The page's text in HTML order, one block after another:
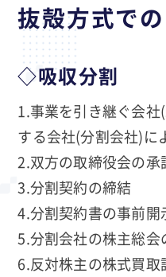
抜殻方式で
◇吸収分割
1.事業を引き継ぐ会
する会社(分割会社)に
2.双方の取締役会の承
3.分割契約の締結
4.分割契約書の事前開
5.分割会社の株主総
6.反対株主の株式買取